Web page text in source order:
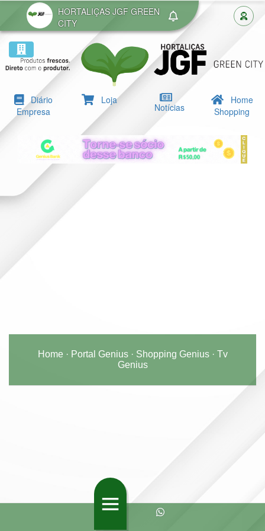
HORTALIÇAS JGF GREEN
CITY
Diário
Empresa
Loja
Notícias
Home
Shopping
Home · Portal Genius· Shopping Genius· Tv
Genius